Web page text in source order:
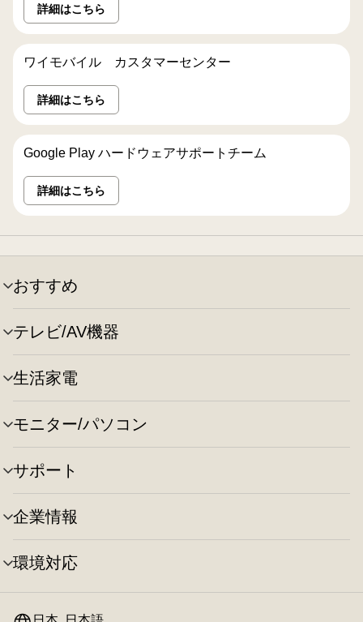
詳細はこちら
ワイモバイル カスタマーセンター
詳細はこちら
Google Play ハードウェアサポートチーム
詳細はこちら
おすすめ
メ
ニ
ュ
ー
の
切
り
替
え
テレビ/AV機器
メ
ニ
ュ
ー
の
切
り
替
え
生活家電
メ
ニ
ュ
ー
の
切
り
替
え
モニター/パソコン
メ
ニ
ュ
ー
の
切
り
替
え
サポート
メ
ニ
ュ
ー
の
切
り
替
企業情報
メ
ニ
ュ
ー
環境対応
メ
ー